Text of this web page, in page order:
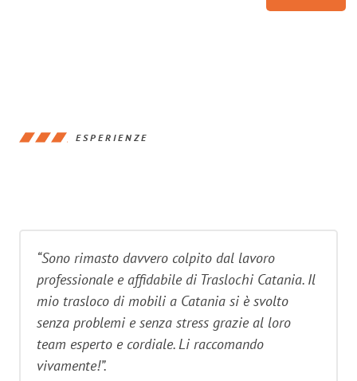
ESPERIENZE
“Sono rimasto davvero colpito dal lavoro
professionale e affidabile di Traslochi Catania. Il
mio trasloco di mobili a Catania si è svolto
senza problemi e senza stress grazie al loro
team esperto e cordiale. Li raccomando
vivamente!”.